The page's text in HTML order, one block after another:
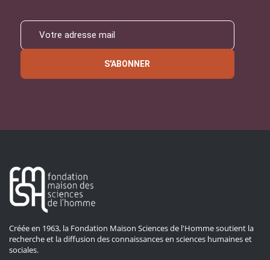
S'ABONNER
Créée en 1963, la Fondation Maison Sciences de l'Homme soutient la
recherche et la diffusion des connaissances en sciences humaines et
sociales.